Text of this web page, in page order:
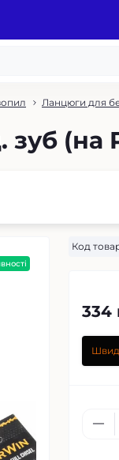
Ланцюги для
зуб (на
Код
334